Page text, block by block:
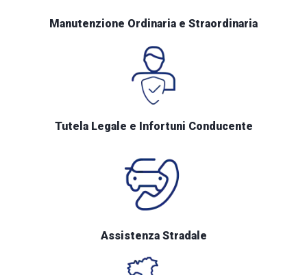
Manutenzione Ordinaria e Straordinaria
Tutela Legale e Infortuni Conducente
Assistenza Stradale